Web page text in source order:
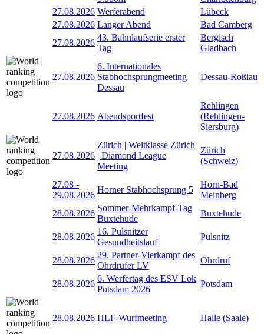
27.08.2026 Werferabend
Lübeck
27.08.2026 Langer Abend
Bad Camberg
27.08.2026
43. Bahnlaufserie erster
Tag
Bergisch
Gladbach
27.08.2026
6. Internationales
Stabhochsprungmeeting
Dessau
Dessau-Roßlau
27.08.2026 Abendsportfest
Rehlingen
(Rehlingen-
Siersburg)
27.08.2026
Zürich | Weltklasse Zürich
| Diamond League
Meeting
Zürich
(Schweiz)
27.08 -
29.08.2026
Horner Stabhochsprung 5
Horn-Bad
Meinberg
28.08.2026
Sommer-Mehrkampf-Tag
Buxtehude
Buxtehude
28.08.2026
16. Pulsnitzer
Gesundheitslauf
Pulsnitz
28.08.2026
29. Partner-Vierkampf des
Ohrdrufer LV
Ohrdruf
28.08.2026
6. Werfertag des ESV Lok
Potsdam 2026
Potsdam
28.08.2026 HLF-Wurfmeeting Halle (Saale)